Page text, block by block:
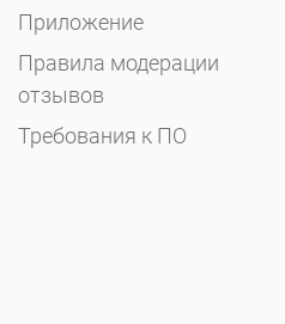
Приложение
Правила модерации
отзывов
Требования к ПО